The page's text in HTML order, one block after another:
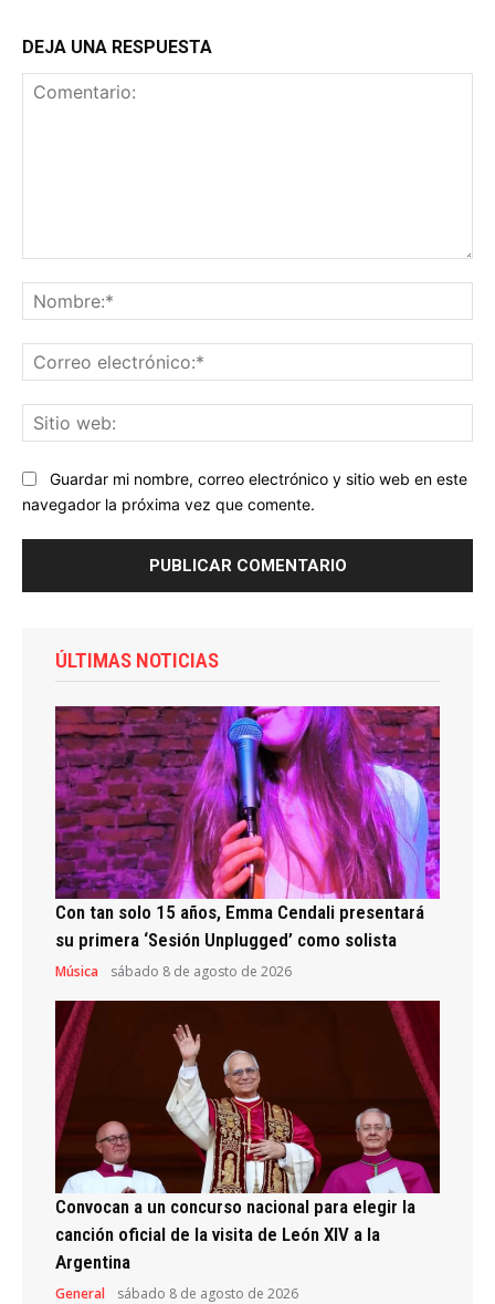
DEJA UNA RESPUESTA
Guardar mi nombre, correo electrónico y sitio web en este
navegador la próxima vez que comente.
ÚLTIMAS NOTICIAS
Con tan solo 15 años, Emma Cendali presentará
su primera ‘Sesión Unplugged’ como solista
Música sábado 8 de agosto de 2026
Convocan a un concurso nacional para elegir la
canción oficial de la visita de León XIV a la
Argentina
General sábado 8 de agosto de 2026